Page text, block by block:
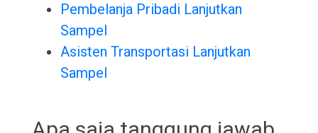
Pembelanja Pribadi Lanjutkan
Sampel
Asisten Transportasi Lanjutkan
Sampel